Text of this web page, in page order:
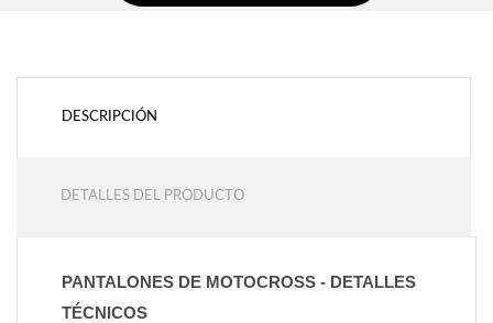
DESCRIPCIÓN
DETALLES DEL PRODUCTO
PANTALONES DE MOTOCROSS - DETALLES
TÉCNICOS